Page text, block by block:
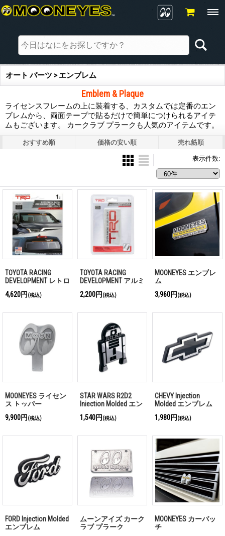
オート パーツ > エンブレム
Emblem & Plaque
ライセンスフレームの上に装着する、カスタムでは定番のエン
ブレムから、両面テープで貼るだけで簡単につけられるアイテ
ムもございます。 カークラブ プラークも人気のアイテムです。
おすすめ順 価格の安い順 売れ筋順
表示件数:
TOYOTA RACING
DEVELOPMENT レトロ
ール
4,620円 (税込)
TOYOTA RACING
DEVELOPMENT アルミ
2,200円 (税込)
MOONEYES エンブレ
ム
3,960円 (税込)
MOONEYES ライセン
ス トッパー
9,900円 (税込)
STAR WARS R2D2
Injection Molded エン
1,540円 (税込)
CHEVY Injection
Molded エンブレム
1,980円 (税込)
FORD Injection Molded
エンブレム
ムーンアイズ カーク
ラブ プラーク
MOONEYES カーバッ
チ